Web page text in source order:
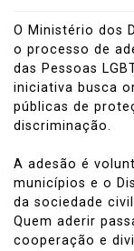
O Ministério dos
o processo de
das Pessoas
iniciativa busca
públicas de
discriminação.
A adesão é
municípios e o
da sociedade
Quem aderir
cooperação e